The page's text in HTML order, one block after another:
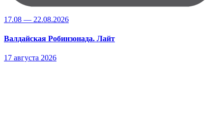
17.08 — 22.08.2026
Валдайская Робинзонада. Лайт
17 августа 2026